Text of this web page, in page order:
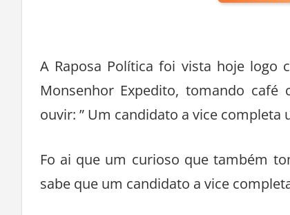
A Raposa Política foi vista hoje
Monsenhor Expedito, tomando
ouvir: ” Um candidato a vice completa
Fo ai que um curioso que também
sabe que um candidato a vice